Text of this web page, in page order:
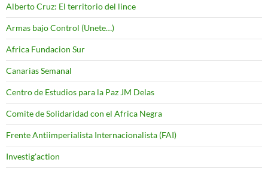
Alberto Cruz: El territorio del lince
Armas bajo Control (Unete…)
Africa Fundacion Sur
Canarias Semanal
Centro de Estudios para la Paz JM Delas
Comite de Solidaridad con el Africa Negra
Frente Antiimperialista Internacionalista (FAI)
Investig'action